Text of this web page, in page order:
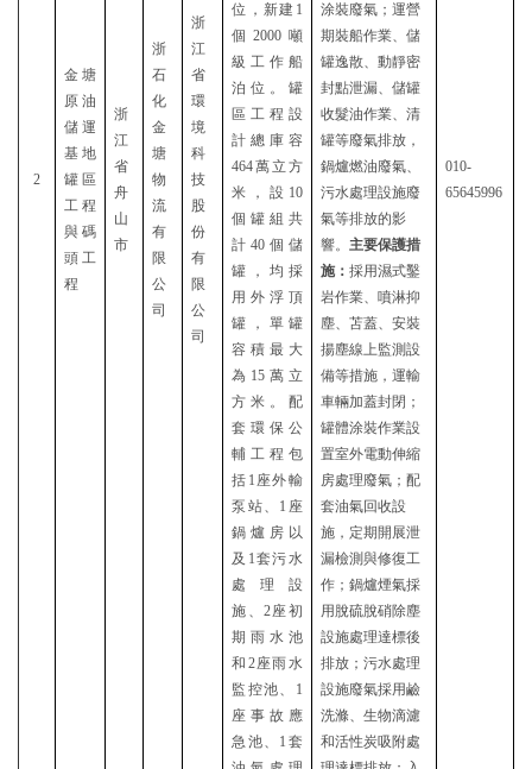
2
金塘
原油
儲運
基地
罐區
工程
與碼
頭工
程
浙
江
省
舟
山
市
浙
石
化
金
塘
物
流
有
限
公
司
浙
江
省
環
境
科
技
股
份
有
限
公
司
位，新建1
個2000噸
級工作船
泊位。罐
區工程設
計總庫容
464萬立方
米，設10
個罐組共
計40個儲
罐，均採
用外浮頂
罐，單罐
容積最大
為15萬立
方米。配
套環保公
輔工程包
括1座外輸
泵站、1座
鍋爐房以
及1套污水
處理設
施、2座初
期雨水池
和2座雨水
監控池、1
座事故應
急池、1套
涂裝廢氣 ；運營
期裝船作業、儲
罐逸散、動靜密
封點泄漏、儲罐
收髮油作業、清
罐等廢氣排放，
鍋爐燃油廢氣、
污水處理設施廢
氣等排放的影
響。主要保護措
施：採用濕式鑿
岩作業、噴淋抑
塵、苫蓋、安裝
揚塵線上監測設
備等措施，運輸
車輛加蓋封閉；
罐體涂裝作業設
置室外電動伸縮
房處理廢氣；配
套油氣回收設
施，定期開展泄
漏檢測與修復工
作；鍋爐煙氣採
用脫硫脫硝除塵
設施處理達標後
排放；污水處理
設施廢氣採用鹼
洗滌、生物滴濾
和活性炭吸附處
010-
65645996